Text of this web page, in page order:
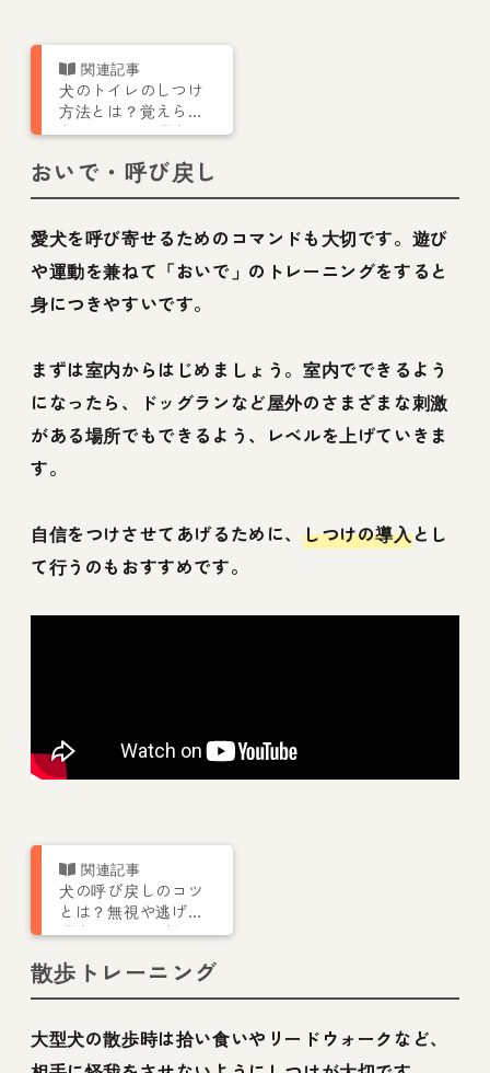
犬のトイレのしつけ
方法とは？覚えられ
ないことには理由が
ー解説】
おいで・呼び戻し
愛犬を呼び寄せるためのコマンドも大切です。遊び
や運動を兼ねて「おいで」のトレーニングをすると
身につきやすいです。
まずは室内からはじめましょう。室内でできるよう
になったら、ドッグランなど屋外のさまざまな刺激
がある場所でもできるよう、レベルを上げていきま
す。
自信をつけさせてあげるために、しつけの導入とし
て行うのもおすすめです。
犬の呼び戻しのコツ
とは？無視や逃げる
理由が分かればしつ
ーナー解説】
散歩トレーニング
大型犬の散歩時は拾い食いやリードウォークなど、